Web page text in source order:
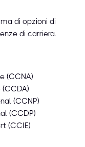
di opzioni di
di carriera.
(CCNA)
(CCNP)
(CCDP)
(CCIE)